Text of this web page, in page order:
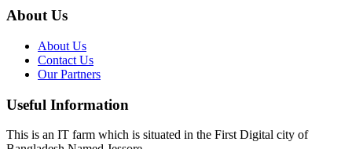
About Us
About Us
Contact Us
Our Partners
Useful Information
This is an IT farm which is situated in the First Digital city of